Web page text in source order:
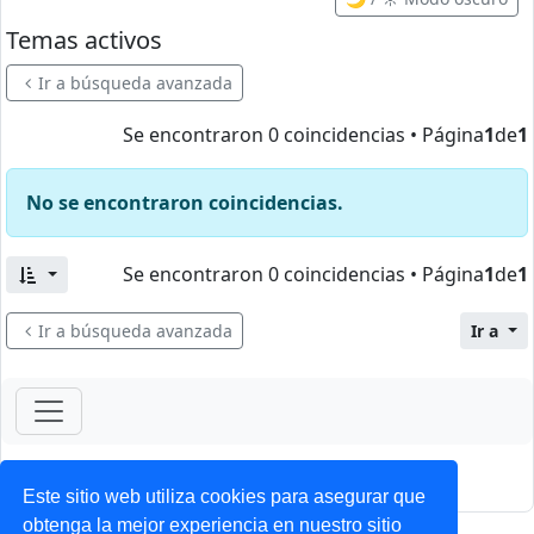
Este sitio web utiliza cookies para asegurar que
obtenga la mejor experiencia en nuestro sitio
Temas activos
Ir a búsqueda avanzada
Se encontraron 0 coincidencias • Página1de1
No se encontraron coincidencias.
Se encontraron 0 coincidencias • Página1de1
Ir a búsqueda avanzada Ir a
ForoClub 2025
Privacidad| Condiciones